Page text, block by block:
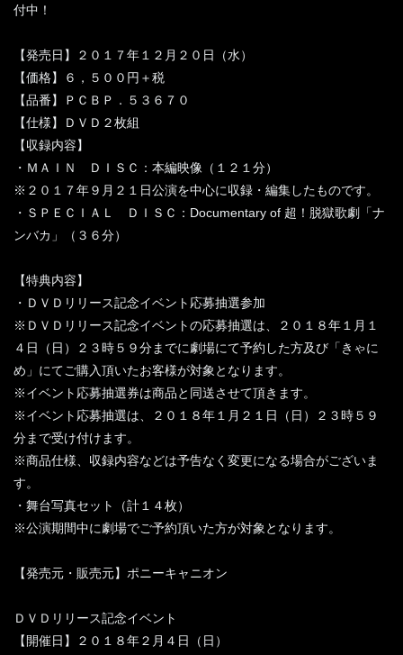
付中！
【発売日】２０１７年１２月２０日（水）
【価格】６，５００円＋税
【品番】ＰＣＢＰ．５３６７０
【仕様】ＤＶＤ２枚組
【収録内容】
・ＭＡＩＮ ＤＩＳＣ：本編映像（１２１分）
※２０１７年９月２１日公演を中心に収録・編集したものです。
・ＳＰＥＣＩＡＬ ＤＩＳＣ：Documentary of 超！脱獄歌劇「ナ
ンバカ」（３６分）
【特典内容】
・ＤＶＤリリース記念イベント応募抽選参加
※ＤＶＤリリース記念イベントの応募抽選は、２０１８年１月１
４日（日）２３時５９分までに劇場にて予約した方及び「きゃに
め」にてご購入頂いたお客様が対象となります。
※イベント応募抽選券は商品と同送させて頂きます。
※イベント応募抽選は、２０１８年１月２１日（日）２３時５９
分まで受け付けます。
※商品仕様、収録内容などは予告なく変更になる場合がございま
す。
・舞台写真セット（計１４枚）
※公演期間中に劇場でご予約頂いた方が対象となります。
【発売元・販売元】ポニーキャニオン
ＤＶＤリリース記念イベント
【開催日】２０１８年２月４日（日）